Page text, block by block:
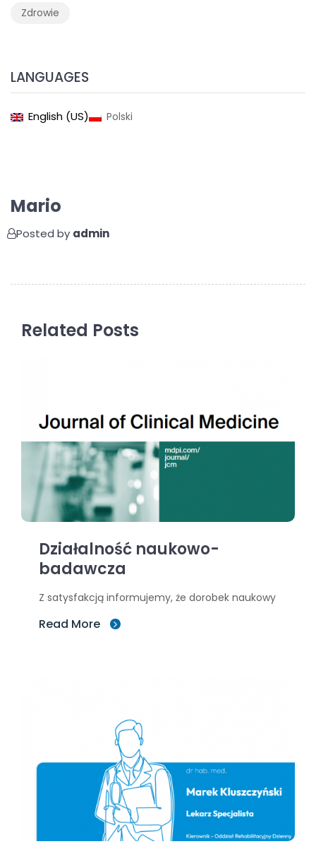
Zdrowie
LANGUAGES
English (US) Polski
Mario
Posted by admin
Related Posts
Działalność naukowo-
badawcza
Z satysfakcją informujemy, że dorobek naukowy
Read More